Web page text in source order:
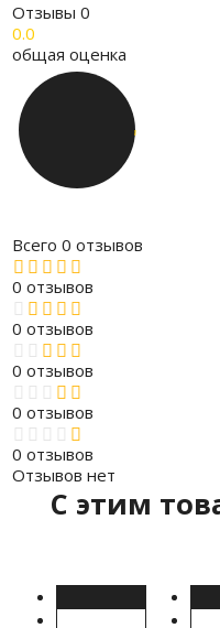
Отзывы 0
0.0
общая оценка
Всего 0 отзывов
0 отзывов
0 отзывов
0 отзывов
0 отзывов
0 отзывов
Отзывов нет
C этим